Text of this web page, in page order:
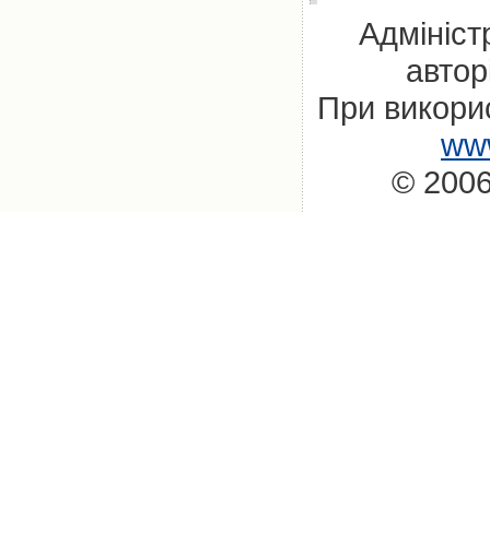
При
©